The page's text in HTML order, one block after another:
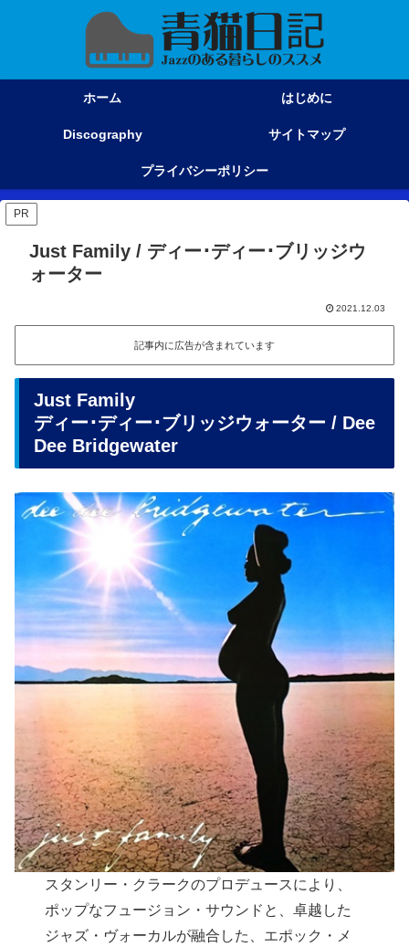
ホーム はじめに
Discography サイトマップ
プライバシーポリシー
PR
Just Family / ディー･ディー･ブリッジウ
ォーター
2021.12.03
記事内に広告が含まれています
Just Family
ディー･ディー･ブリッジウォーター / Dee
Dee Bridgewater
スタンリー・クラークのプロデュースにより、
ポップなフュージョン・サウンドと、卓越した
ジャズ・ヴォーカルが融合した、エポック・メ